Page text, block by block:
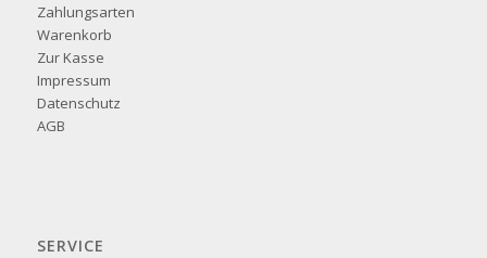
Zahlungsarten
Warenkorb
Zur Kasse
Impressum
Datenschutz
AGB
SERVICE